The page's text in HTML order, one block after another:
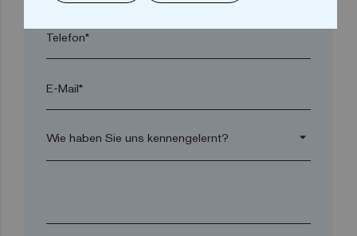
Telefon*
E-Mail*
arrow_drop_down